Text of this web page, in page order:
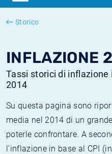
Storico
INFLAZIONE
Tassi storici di
2014
Su questa pagina sono
media nel 2014 di un
poterle confrontare. A
l'inflazione in base al CPI
SONIA
Inflazione Stati Uniti
Tassi storici di TONAR